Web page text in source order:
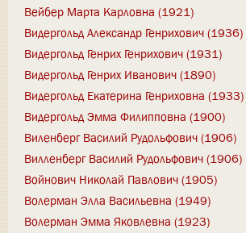
Вейбер Марта Карловна (1921)
Видергольд Александр Генрихович (1936)
Видергольд Генрих Генрихович (1931)
Видергольд Генрих Иванович (1890)
Видергольд Екатерина Генриховна (1933)
Видергольд Эмма Филипповна (1900)
Виленберг Василий Рудольфович (1906)
Вилленберг Василий Рудольфович (1906)
Войнович Николай Павлович (1905)
Волерман Элла Васильевна (1949)
Волерман Эмма Яковлевна (1923)